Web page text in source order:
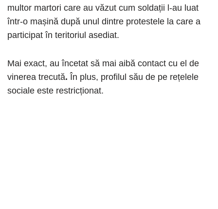
multor martori care au văzut cum soldații l-au luat
într-o mașină după unul dintre protestele la care a
participat în teritoriul asediat.
Mai exact, au încetat să mai aibă contact cu el de
vinerea trecută. În plus, profilul său de pe rețelele
sociale este restricționat.